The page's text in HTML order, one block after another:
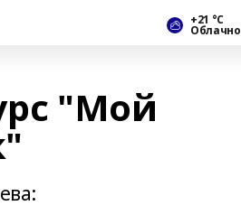
+21 °С
Облачно
"Мой